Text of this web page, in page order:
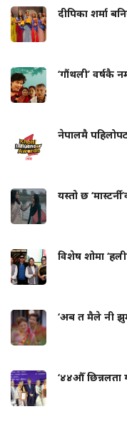
दीपिका शर्मा
‘गौंथली’ वर्षकै
नेपालमै
यस्तो छ
विशेष शोमा
‘अब त मैले नी
‘४४औँ छिन्नलता